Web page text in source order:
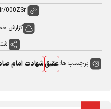
گزارش خطا
برچسب ها:عقیقشهادت امام